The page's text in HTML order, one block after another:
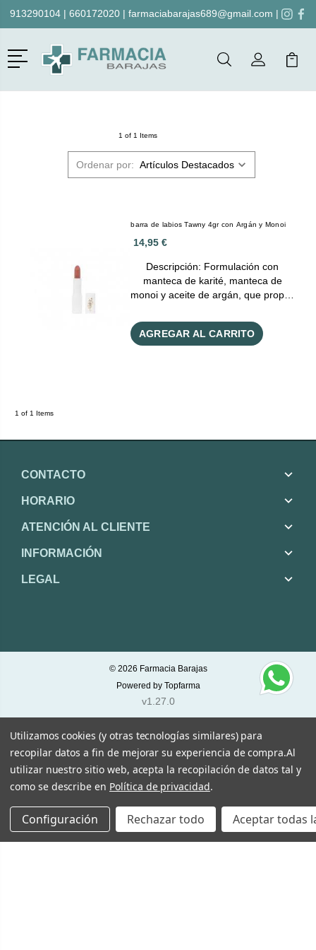
913290104| 660172020| farmaciabarajas689@gmail.com |
Menú
BuscarMi Cuenta
Mi
1 of 1 Items
Ordenar por:
barra de labios Tawny 4gr con Argán y Monoi
14,95 €
Descripción: Formulación con
manteca de karité, manteca de
monoi y aceite de argán, que prop…
AGREGAR AL CARRITO
1 of 1 Items
CONTACTO
HORARIO
ATENCIÓN AL CLIENTE
INFORMACIÓN
LEGAL
© 2026 Farmacia Barajas
Powered by Topfarma
v1.27.0
Utilizamos cookies (y otras tecnologías similares) para
recopilar datos a fin de mejorar su experiencia de compra.Al
utilizar nuestro sitio web, acepta la recopilación de datos tal y
como se describe en Política de privacidad.
Configuración Rechazar todo Aceptar todas